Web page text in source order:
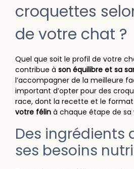
croquettes
de votre chat ?
Quel que soit le profil de votre
contribue à son équilibre et sa
l’accompagner de la meilleure
important d’opter pour des
race, dont la recette et le
votre félin à chaque étape de sa
Des ingrédients
ses besoins